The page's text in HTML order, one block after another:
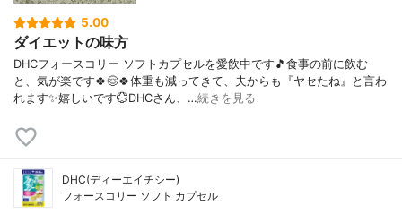
5.00
ダイエットの味方
DHCフォースコリー ソフトカプセルを愛飲中です🎵食事の前に飲む
と、気が楽です🍀😌🍀体重も減ってきて、夫からも『ヤセたね』と言わ
れます✨嬉しいです💮DHCさん、…続きを見る
DHC(ディーエイチシー)
フォースコリー ソフト カプセル